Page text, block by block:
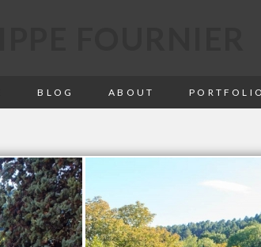
BLOG ABOUT